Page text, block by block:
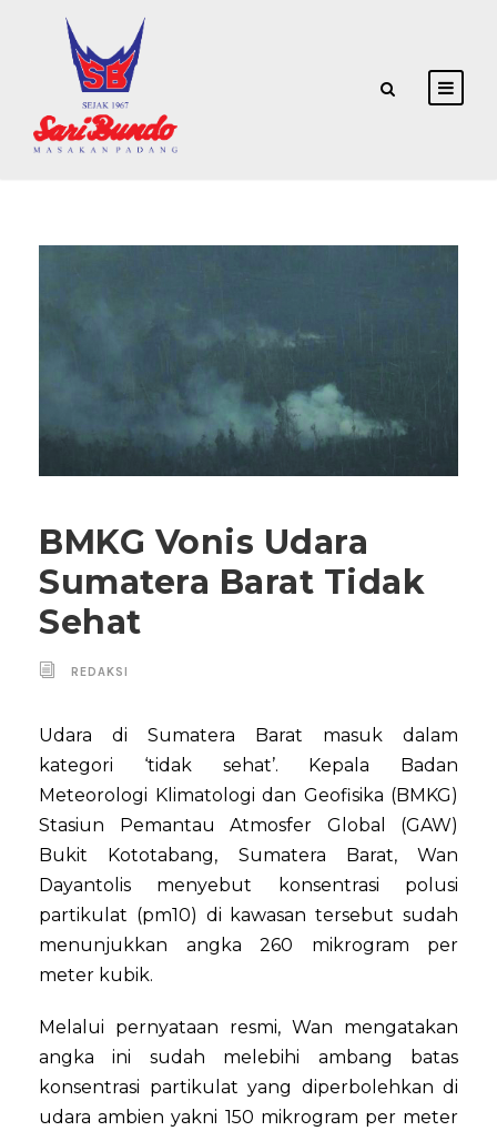
BMKG Vonis Udara
Sumatera Barat Tidak
Sehat
REDAKSI
Udara di Sumatera Barat masuk dalam
kategori ‘tidak sehat’. Kepala Badan
Meteorologi Klimatologi dan Geofisika (BMKG)
Stasiun Pemantau Atmosfer Global (GAW)
Bukit Kototabang, Sumatera Barat, Wan
Dayantolis menyebut konsentrasi polusi
partikulat (pm10) di kawasan tersebut sudah
menunjukkan angka 260 mikrogram per
meter kubik.
Melalui pernyataan resmi, Wan mengatakan
angka ini sudah melebihi ambang batas
konsentrasi partikulat yang diperbolehkan di
udara ambien yakni 150 mikrogram per meter